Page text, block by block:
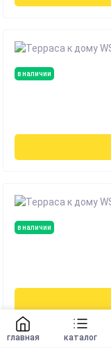
главная каталог
в наличии
в наличии